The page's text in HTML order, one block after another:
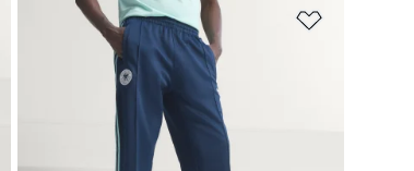
Dodaj do listy życzeń